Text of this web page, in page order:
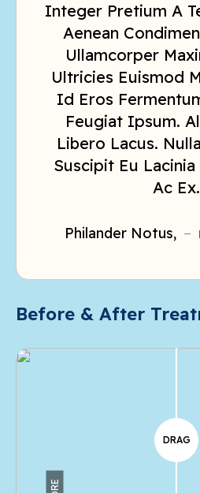
Integer Pretium A
Aenean
Ullamcorper
Ultricies Euismod
Id Eros
Feugiat Ipsum.
Libero Lacus.
Suscipit Eu
Ac Ex.
Philander Notus,
Before & After
DRAG